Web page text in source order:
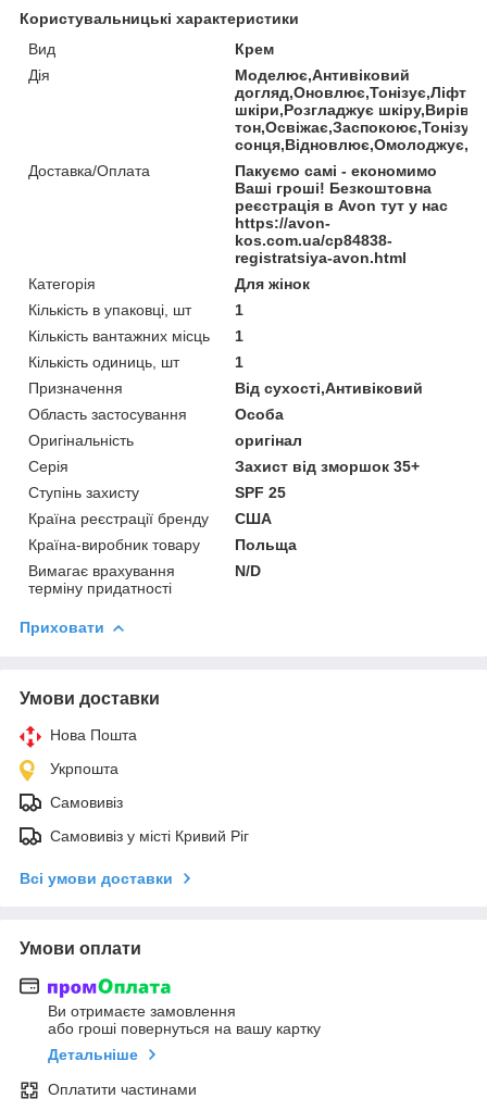
Користувальницькі характеристики
Вид
Крем
Дія
Моделює,Антивіковий
шкіри,Розгладжує
Доставка/Оплата
Пакуємо самі - економимо
Ваші гроші! Безкоштовна
реєстрація в Avon тут у нас
https://avon-
kos.com.ua/cp84838-
registratsiya-avon.html
Категорія
Для жінок
Кількість в упаковці, шт
1
Кількість вантажних місць
1
Кількість одиниць, шт
1
Призначення
Від сухості,Антивіковий
Область застосування
Особа
Оригінальність
оригінал
Серія
Захист від зморшок 35+
Ступінь захисту
SPF 25
Країна реєстрації бренду
США
Країна-виробник товару
Польща
Вимагає врахування
терміну придатності
N/D
Приховати
Умови доставки
Нова Пошта
Укрпошта
Самовивіз
Самовивіз у місті Кривий Ріг
Всі умови доставки
Умови оплати
Ви отримаєте замовлення
або гроші повернуться на вашу картку
Детальніше
Оплатити частинами